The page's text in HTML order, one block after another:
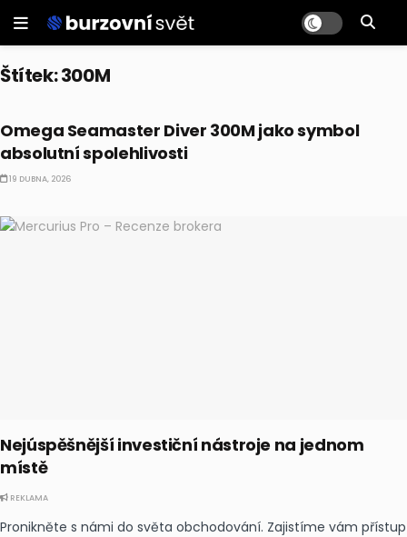
Štítek:300M
Omega Seamaster Diver 300M jako symbol
absolutní spolehlivosti
19 DUBNA, 2026
Nejúspěšnější investiční nástroje na jednom
místě
REKLAMA
Pronikněte s námi do světa obchodování. Zajistíme vám přístup